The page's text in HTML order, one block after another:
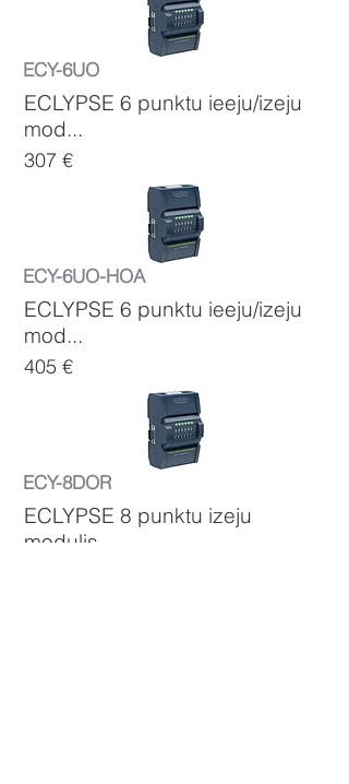
ECY-6UO
ECLYPSE 6 punktu ieeju/izeju
mod...
307 €
ECY-6UO-HOA
ECLYPSE 6 punktu ieeju/izeju
mod...
405 €
ECY-8DOR
ECLYPSE 8 punktu izeju
modulis.